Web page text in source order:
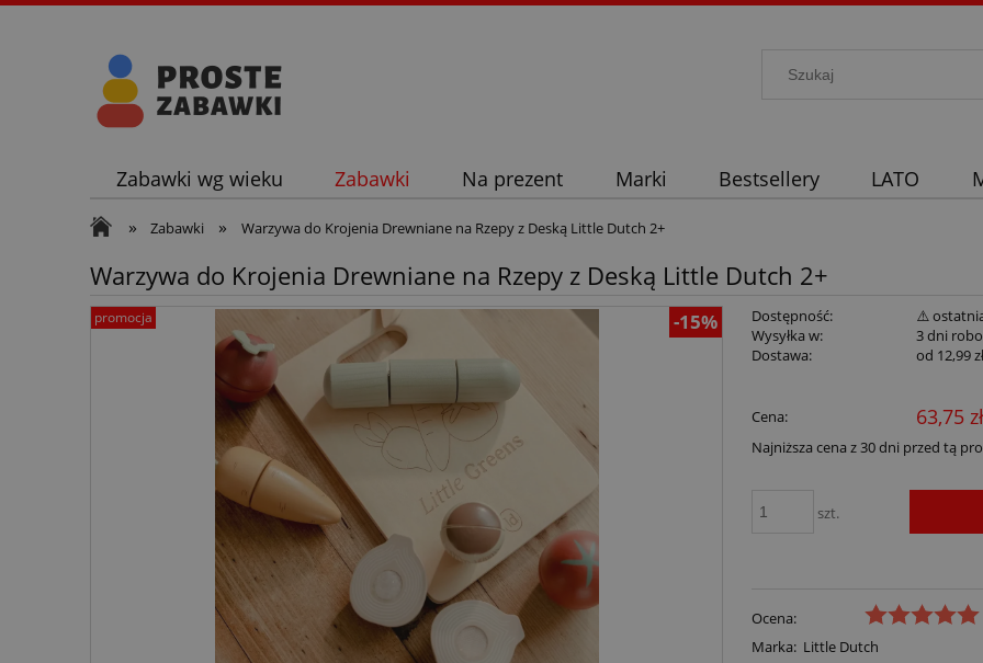
Zabawki wg wieku Zabawki Na prezent Marki Bestsellery LATO
» Zabawki » Warzywa do Krojenia Drewniane na Rzepy z Deską Little Dutch 2+
Warzywa do Krojenia Drewniane na Rzepy z Deską Little Dutch 2+
promocja -15% Dostępność:
⚠️
Wysyłka w:
3 dni
Dostawa:
od 12,99
Cena: 63,75 zł
Najniższa cena z 30 dni przed tą
szt.
Ocena:
Marka: Little Dutch